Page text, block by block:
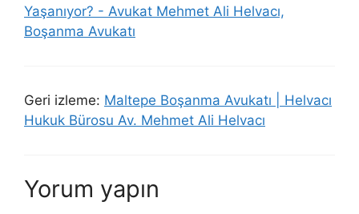
Yaşanıyor? - Avukat Mehmet Ali Helvacı,
Boşanma Avukatı
Geri izleme: Maltepe Boşanma Avukatı | Helvacı
Hukuk Bürosu Av. Mehmet Ali Helvacı
Yorum yapın